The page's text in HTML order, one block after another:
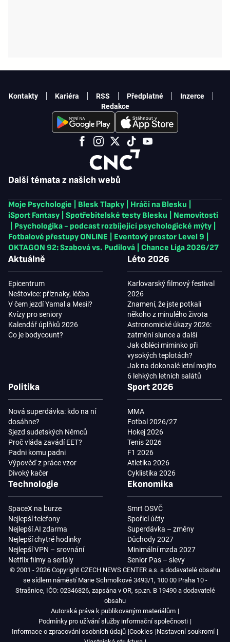
Další témata z našich webů
Moje Psychologie Blesk Tlapky Hráči na Blesku
iSport Fantasy
Spotřebitelské testy Blesku
Nemovitosti
Psychologika - podcast rozbíjející psychologické mýty
Fotbalové přestupy ONLINE
Eventový prostor Level 9
OKTAGON 92: Szabová vs. Pudilová
Chance Liga 2026/27
Aktuálně
Epicentrum
Neštovice: příznaky, léčba
V čem jezdí Yamal a Mesii?
Kvízy pro seniory
Kalendář úplňků 2026
Co je bodycount?
Léto 2026
Karlovarský filmový festival
2026
Znamení, že jste potkali
někoho z minulého života
Astronomické úkazy 2026:
zatmění slunce a další
Jak obléci miminko při
vysokých teplotách?
Jak na dokonalé letní mojito
6 lehkých letních salátů
Politika
Nová superdávka: kdo na ní
dosáhne?
Sjezd sudetských Němců
Proč vláda zavádí EET?
Padni komu padni
Výpověď z práce vzor
Divoký kačer
Sport 2026
MMA
Fotbal 2026/27
Hokej 2026
Tenis 2026
F1 2026
Atletika 2026
Cyklistika 2026
Technologie
SpaceX na burze
Nejlepší telefony
Nejlepší AI zdarma
Nejlepší chytré hodinky
Nejlepší VPN – srovnání
Netflix filmy a seriály
Ekonomika
Smrt OSVČ
Spořicí účty
Superdávka – změny
Důchody 2027
Minimální mzda 2027
Senior Pas – slevy
Kontakty Kariéra RSS Předplatné
Inzerce
Redakce
© 2001 - 2026 Copyright CZECH NEWS CENTER a.s. a dodavatelé obsahu
se sídlem náměstí Marie Schmolkové 3493/1, 100 00 Praha 10 -
Strašnice, IČO: 02346826, zapsána v OR, sp.zn. B 19490 a dodavatelé
obsahu
Autorská práva k publikovaným materiálům
Podmínky pro užívání služby informační společnosti
Informace o zpracování osobních údajů Cookies Nastavení soukromí